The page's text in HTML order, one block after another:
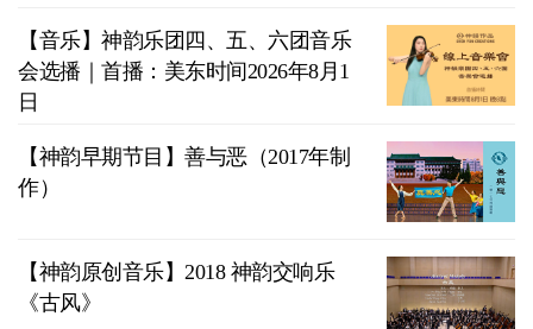
【音乐】神韵乐团四、五、六团音乐
会选播｜首播：美东时间2026年8月1
日
【神韵早期节目】善与恶（2017年制
作）
【神韵原创音乐】2018 神韵交响乐
《古风》